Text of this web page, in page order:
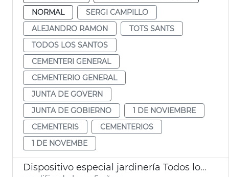
NORMAL
SERGI CAMPILLO
ALEJANDRO RAMON
TOTS SANTS
TODOS LOS SANTOS
CEMENTERI GENERAL
CEMENTERIO GENERAL
JUNTA DE GOVERN
JUNTA DE GOBIERNO
1 DE NOVIEMBRE
CEMENTERIS
CEMENTERIOS
1 DE NOVEMBE
Dispositivo especial jardinería Todos los Santos